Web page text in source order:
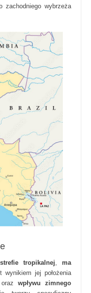
zachodniego wybrzeża
tropikalnej
ma
wynikiem jej położenia
wpływu zimnego